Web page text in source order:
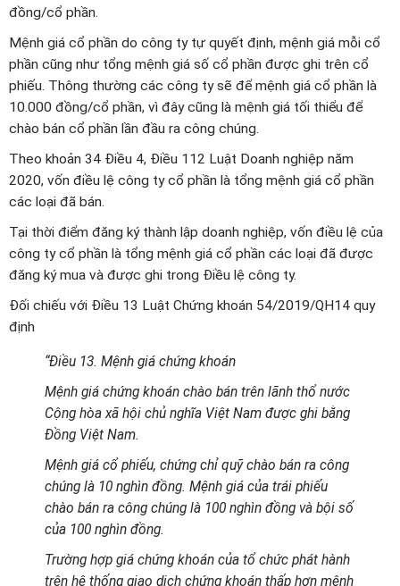
đồng/cổ phần.
Mệnh giá cổ phần do công ty tự quyết định, mệnh giá mỗi cổ
phần cũng như tổng mệnh giá số cổ phần được ghi trên cổ
phiếu. Thông thường các công ty sẽ để mệnh giá cổ phần là
10.000 đồng/cổ phần, vì đây cũng là mệnh giá tối thiểu để
chào bán cổ phần lần đầu ra công chúng.
Theo khoản 34 Điều 4, Điều 112 Luật Doanh nghiệp năm
2020, vốn điều lệ công ty cổ phần là tổng mệnh giá cổ phần
các loại đã bán.
Tại thời điểm đăng ký thành lập doanh nghiệp, vốn điều lệ của
công ty cổ phần là tổng mệnh giá cổ phần các loại đã được
đăng ký mua và được ghi trong Điều lệ công ty.
Đối chiếu với Điều 13 Luật Chứng khoán 54/2019/QH14 quy
định
“Điều 13. Mệnh giá chứng khoán
Mệnh giá chứng khoán chào bán trên lãnh thổ nước
Cộng hòa xã hội chủ nghĩa Việt Nam được ghi bằng
Đồng Việt Nam.
Mệnh giá cổ phiếu, chứng chỉ quỹ chào bán ra công
chúng là 10 nghìn đồng. Mệnh giá của trái phiếu
chào bán ra công chúng là 100 nghìn đồng và bội số
của 100 nghìn đồng.
Trường hợp giá chứng khoán của tổ chức phát hành
trên hệ thống giao dịch chứng khoán thấp hơn mệnh